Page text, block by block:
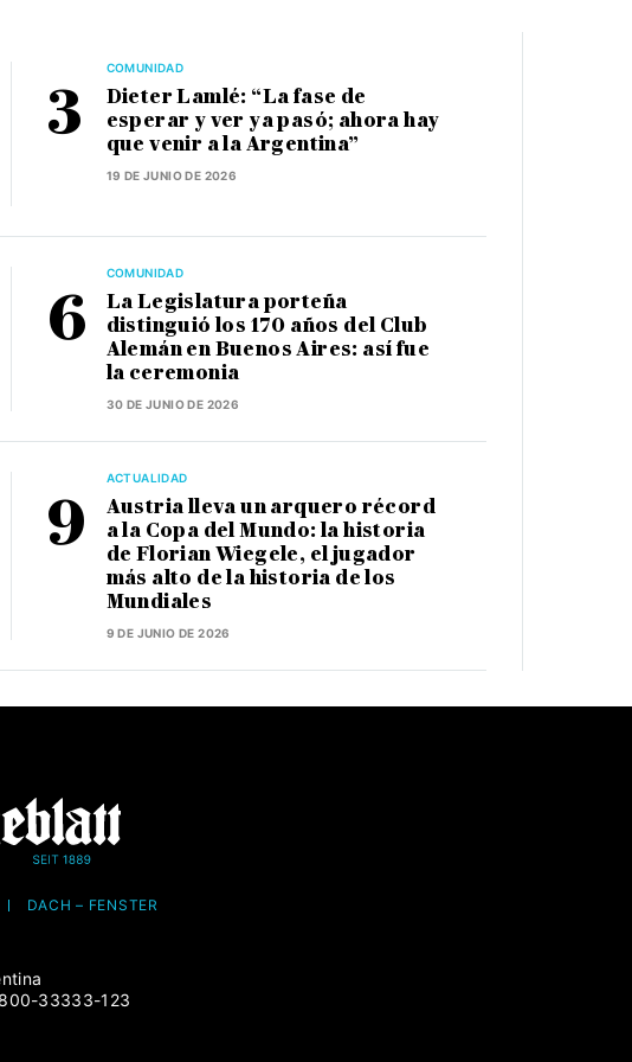
COMUNIDAD
Dieter Lamlé: “La fase de
esperar y ver ya pasó; ahora hay
que venir a la Argentina”
19 DE JUNIO DE 2026
COMUNIDAD
La Legislatura porteña
distinguió los 170 años del Club
Alemán en Buenos Aires: así fue
la ceremonia
30 DE JUNIO DE 2026
ACTUALIDAD
Austria lleva un arquero récord
a la Copa del Mundo: la historia
de Florian Wiegele, el jugador
más alto de la historia de los
Mundiales
9 DE JUNIO DE 2026
DACH – FENSTER
33333-123